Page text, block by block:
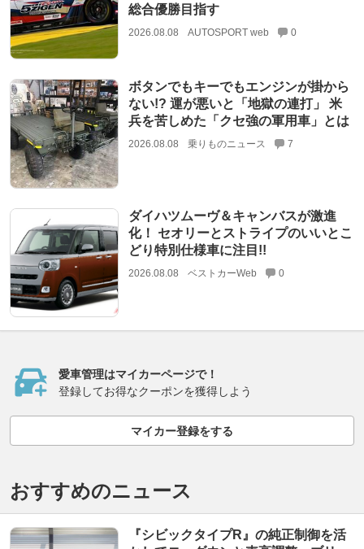
総合優勝目指す
2026.08.08 AUTOSPORT web 0
ボタンでもキーでもエンジンが掛から
ない!? 運が悪いと「地獄の連打」 米
兵を苦しめた「クセ強の軍用車」とは
2026.08.08 乗りものニュース 7
ダイハツムーヴ＆キャンバスが激進
化！ セオリーとストライプのいいとこ
どり特別仕様車に注目!!
2026.08.08 ベストカーWeb 0
愛車管理はマイカーページで！
登録してお得なクーポンを獲得しよう
マイカー登録をする
おすすめのニュース
『シビックタイプR』の純正制御を活